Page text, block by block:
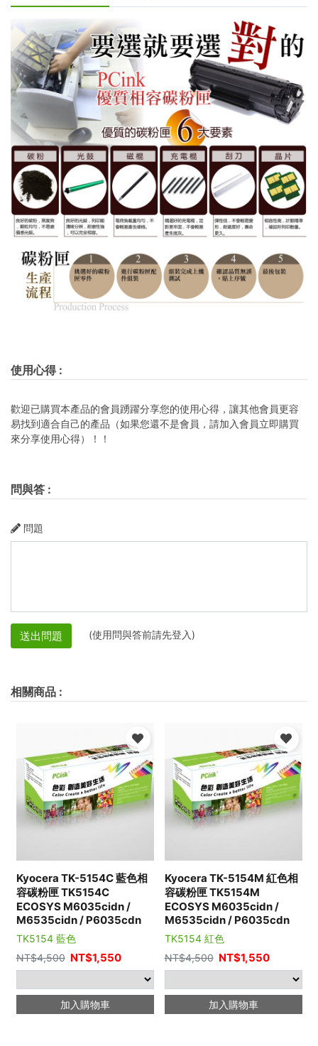
使用心得:
歡迎已購買本產品的會員踴躍分享您的使用心得，讓其他會員更容
易找到適合自己的產品（如果您還不是會員，請加入會員立即購買
來分享使用心得）！！
問與答 :
問題
送出問題 (使用問與答前請先登入)
相關商品 :
Kyocera TK-5154C 藍色相
容碳粉匣 TK5154C
ECOSYS M6035cidn /
M6535cidn / P6035cdn
TK5154 藍色
NT$4,500 NT$1,550
加入購物車
Kyocera TK-5154M 紅色相
容碳粉匣 TK5154M
ECOSYS M6035cidn /
M6535cidn / P6035cdn
TK5154 紅色
NT$4,500 NT$1,550
加入購物車